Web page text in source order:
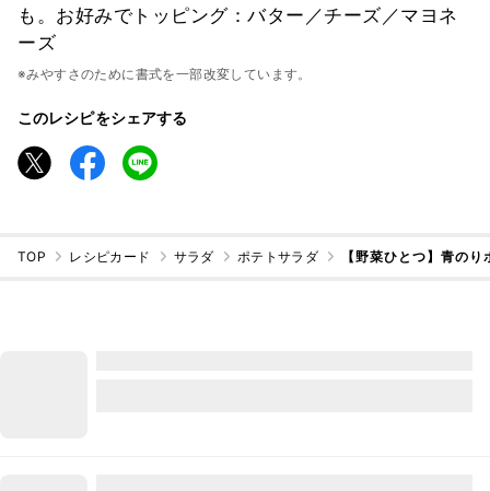
も。お好みでトッピング：バター／チーズ／マヨネ
ーズ
※みやすさのために書式を一部改変しています。
このレシピをシェアする
TOP レシピカード サラダ ポテトサラダ 【野菜ひとつ】青の